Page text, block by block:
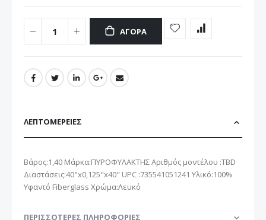
ΑΓΟΡΆ
ΛΕΠΤΟΜΈΡΕΙΕΣ
Βάρος:1,40 Μάρκα:ΠΥΡΟΦΥΛΑΚΤΗΣ Αριθμός μοντέλου :TBD
Διαστάσεις:40"x0,125"x40" UPC :735541051241 Υλικό:100%
Υφαντό Fiberglass Χρώμα:Λευκό
ΠΕΡΙΣΣΌΤΕΡΕΣ ΠΛΗΡΟΦΟΡΊΕΣ